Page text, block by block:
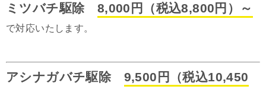
ミツバチ駆除 8,000円（税込8,800円）～
で対応いたします。
アシナガバチ駆除 9,500円（税込10,450